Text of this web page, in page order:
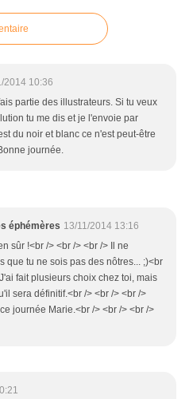
2014 10:36
partie des illustrateurs. Si tu veux
tu me dis et je l'envoie par
du noir et blanc ce n'est peut-être
journée.
éphémères 13/11/2014 13:16
sûr !<br /> <br /> <br /> Il ne
que tu ne sois pas des nôtres... ;)<br
fait plusieurs choix chez toi, mais
sera définitif.<br /> <br /> <br />
journée Marie.<br /> <br /> <br />